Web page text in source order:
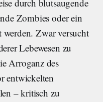
durch blutsaugende
Zombies oder ein
werden. Zwar versucht
Lebewesen zu
Arroganz des
entwickelten
– kritisch zu